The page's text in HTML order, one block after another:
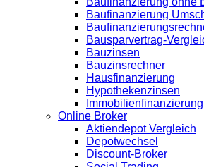
Baufinanzierung
Bausparvertrag-
Bauzinsen
Bauzinsrechner
Hausfinanzierung
Hypothekenzinsen
Immobilienfinanzierung
Online Broker
Aktiendepot Vergleich
Depotwechsel
Discount-Broker